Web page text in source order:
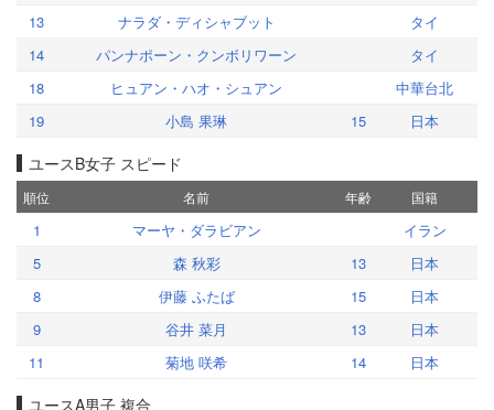
13
ナラダ・ディシャブット
タイ
14
パンナポーン・クンボリワーン
タイ
18
ヒュアン・ハオ・シュアン
中華台北
19
小島 果琳 15 日本
ユースB女子 スピード
順位 名前 年齢 国籍
1 マーヤ・ダラビアン
イラン
5
森 秋彩 13
日本
8
伊藤 ふたば 15
日本
9
谷井 菜月 13
日本
11
菊地 咲希 14 日本
ユースA男子 複合